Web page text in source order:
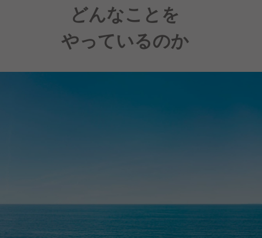
どんなことを
やっているのか